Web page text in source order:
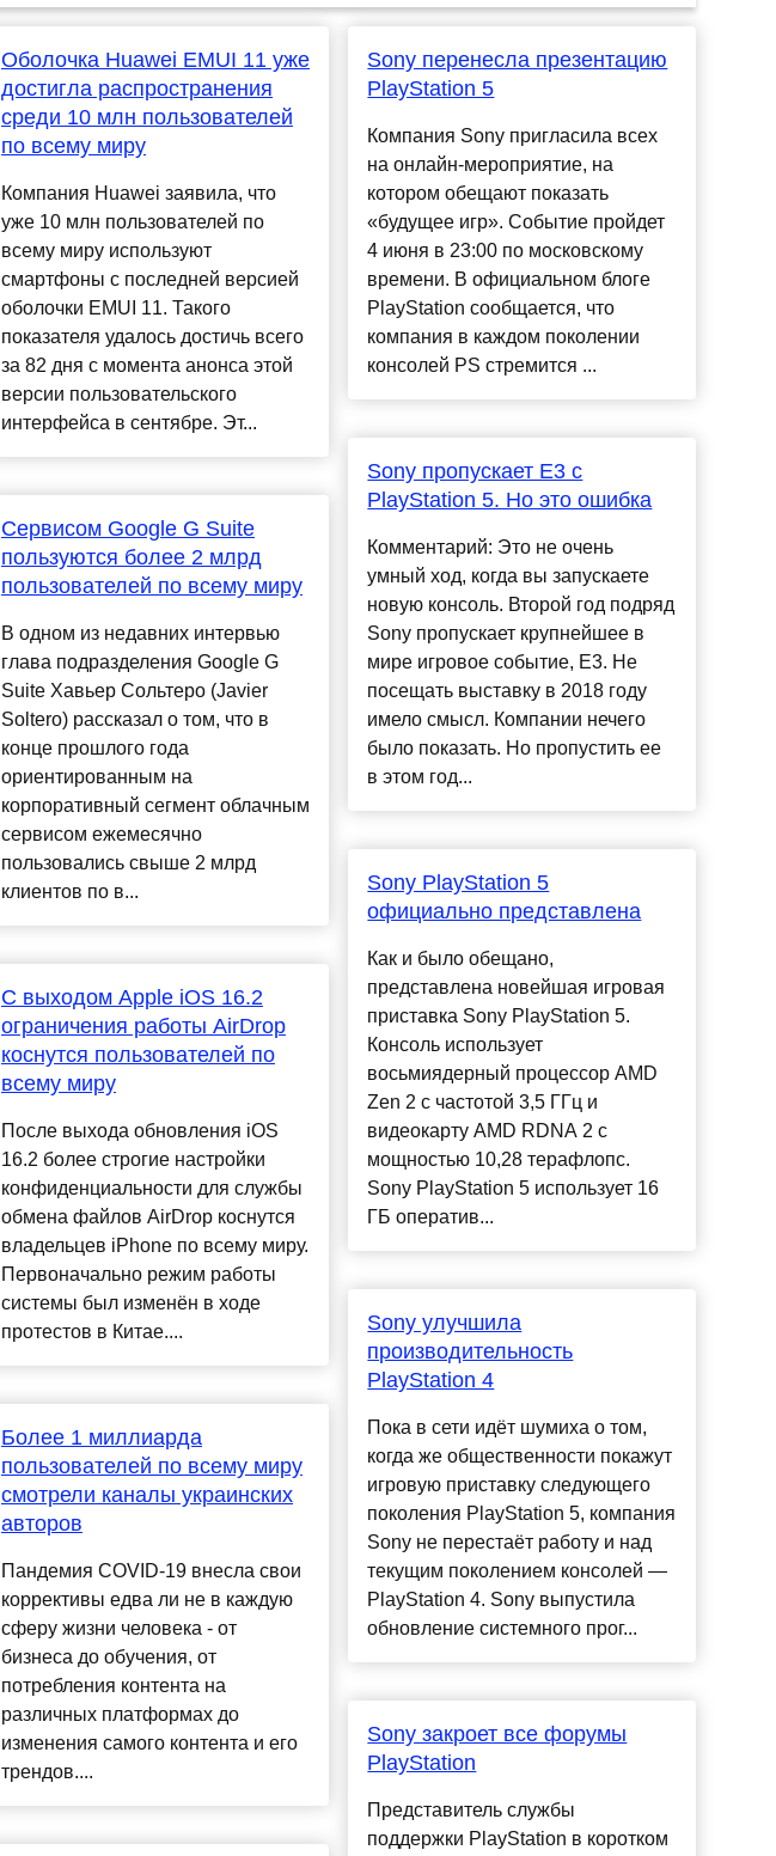
Оболочка Huawei EMUI 11 уже
достигла распространения
среди 10 млн пользователей
по всему миру
Компания Huawei заявила, что
уже 10 млн пользователей по
всему миру используют
смартфоны с последней версией
оболочки EMUI 11. Такого
показателя удалось достичь всего
за 82 дня с момента анонса этой
версии пользовательского
интерфейса в сентябре. Эт...
Сервисом Google G Suite
пользуются более 2 млрд
пользователей по всему миру
В одном из недавних интервью
глава подразделения Google G
Suite Хавьер Сольтеро (Javier
Soltero) рассказал о том, что в
конце прошлого года
ориентированным на
корпоративный сегмент облачным
сервисом ежемесячно
пользовались свыше 2 млрд
клиентов по в...
С выходом Apple iOS 16.2
ограничения работы AirDrop
коснутся пользователей по
всему миру
После выхода обновления iOS
16.2 более строгие настройки
конфиденциальности для службы
обмена файлов AirDrop коснутся
владельцев iPhone по всему миру.
Первоначально режим работы
системы был изменён в ходе
протестов в Китае....
Более 1 миллиарда
пользователей по всему миру
смотрели каналы украинских
авторов
Пандемия COVID-19 внесла свои
коррективы едва ли не в каждую
сферу жизни человека - от
бизнеса до обучения, от
потребления контента на
различных платформах до
изменения самого контента и его
трендов....
Sony перенесла презентацию
PlayStation 5
Компания Sony пригласила всех
на онлайн-мероприятие, на
котором обещают показать
«будущее игр». Событие пройдет
4 июня в 23:00 по московскому
времени. В официальном блоге
PlayStation сообщается, что
компания в каждом поколении
консолей PS стремится ...
Sony пропускает E3 с
PlayStation 5. Но это ошибка
Комментарий: Это не очень
умный ход, когда вы запускаете
новую консоль. Второй год подряд
Sony пропускает крупнейшее в
мире игровое событие, E3. Не
посещать выставку в 2018 году
имело смысл. Компании нечего
было показать. Но пропустить ее
в этом год...
Sony PlayStation 5
официально представлена
Как и было обещано,
представлена новейшая игровая
приставка Sony PlayStation 5.
Консоль использует
восьмиядерный процессор AMD
Zen 2 с частотой 3,5 ГГц и
видеокарту AMD RDNA 2 с
мощностью 10,28 терафлопс.
Sony PlayStation 5 использует 16
ГБ оператив...
Sony улучшила
производительность
PlayStation 4
Пока в сети идёт шумиха о том,
когда же общественности покажут
игровую приставку следующего
поколения PlayStation 5, компания
Sony не перестаёт работу и над
текущим поколением консолей —
PlayStation 4. Sony выпустила
обновление системного прог...
Sony закроет все форумы
PlayStation
Представитель службы
поддержки PlayStation в коротком